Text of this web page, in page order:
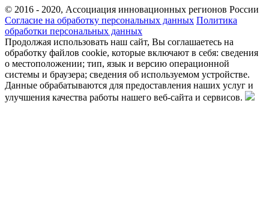
© 2016 - 2020, Ассоциация инновационных регионов России
Согласие на обработку персональных данных Политика
обработки персональных данных
Продолжая использовать наш сайт, Вы соглашаетесь на
обработку файлов cookie, которые включают в себя: сведения
о местоположении; тип, язык и версию операционной
системы и браузера; сведения об используемом устройстве.
Данные обрабатываются для предоставления наших услуг и
улучшения качества работы нашего веб-сайта и сервисов.